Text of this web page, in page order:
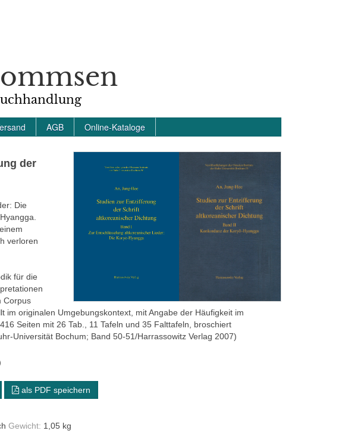
AGB Online-Kataloge
der
Die
verloren
für die
Corpus
im originalen Umgebungskontext, mit Angabe der Häufigkeit im
Seiten mit 26 Tab., 11 Tafeln und 35 Falttafeln, broschiert
Universität Bochum; Band 50-51/Harrassowitz Verlag 2007)
als PDF speichern
Gewicht: 1,05 kg